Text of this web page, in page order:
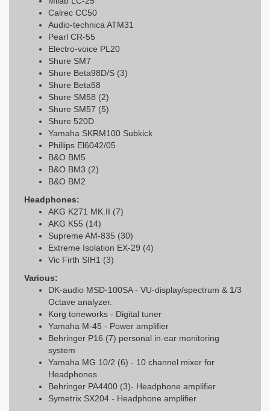
Calrec CC50
Audio-technica ATM31
Pearl CR-55
Electro-voice PL20
Shure SM7
Shure Beta98D/S (3)
Shure Beta58
Shure SM58 (2)
Shure SM57 (5)
Shure 520D
Yamaha SKRM100 Subkick
Phillips El6042/05
B&O BM5
B&O BM3 (2)
B&O BM2
Headphones:
AKG K271 MK.II (7)
AKG K55 (14)
Supreme AM-835 (30)
Extreme Isolation EX-29 (4)
Vic Firth SIH1 (3)
Various:
DK-audio MSD-100SA - VU-display/spectrum & 1/3
Octave analyzer.
Korg toneworks - Digital tuner
Yamaha M-45 - Power amplifier
Behringer P16 (7) personal in-ear monitoring
system
Yamaha MG 10/2 (6) - 10 channel mixer for
Headphones
Behringer PA4400 (3)- Headphone amplifier
Symetrix SX204 - Headphone amplifier